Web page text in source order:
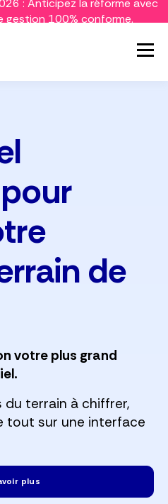
: Anticipez la réforme avec
gestion 100% conforme.
de
votre plus grand
du terrain à chiffrer,
tout sur une interface
plus